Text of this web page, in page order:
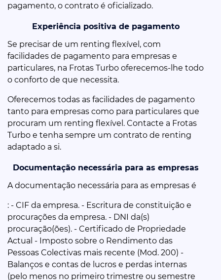
pagamento, o contrato é oficializado.
Experiência positiva de pagamento
Se precisar de um renting flexível, com
facilidades de pagamento para empresas e
particulares, na Frotas Turbo oferecemos-lhe todo
o conforto de que necessita.
Oferecemos todas as facilidades de pagamento
tanto para empresas como para particulares que
procuram um renting flexível. Contacte a Frotas
Turbo e tenha sempre um contrato de renting
adaptado a si.
Documentação necessária para as empresas
A documentação necessária para as empresas é
: - CIF da empresa. - Escritura de constituição e
procurações da empresa. - DNI da(s)
procuração(ões). - Certificado de Propriedade
Actual - Imposto sobre o Rendimento das
Pessoas Colectivas mais recente (Mod. 200) -
Balanços e contas de lucros e perdas internas
(pelo menos no primeiro trimestre ou semestre